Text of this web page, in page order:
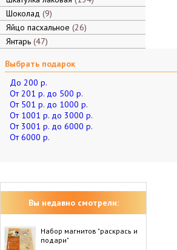
Шоколад 9
Яйцо пасхальное 26
Янтарь 47
Выбрать подарок
До 200 р.
От 201 р. до 500 р.
От 501 р. до 1000 р.
От 1001 р. до 3000 р.
От 3001 р. до 6000 р.
От 6000 р.
Вы недавно смотрели:
Набор магнитов "раскрась и
подари"